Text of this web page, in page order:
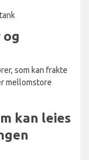
og
som kan frakte
mellomstore
kan leies